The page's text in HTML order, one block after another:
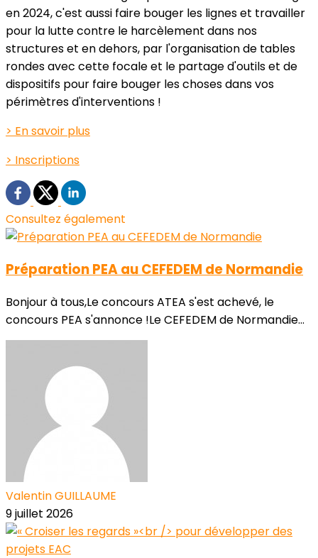
en 2024, c'est aussi faire bouger les lignes et travailler
pour la lutte contre le harcèlement dans nos
structures et en dehors, par l'organisation de tables
rondes avec cette focale et le partage d'outils et de
dispositifs pour faire bouger les choses dans vos
périmètres d'interventions !
> En savoir plus
> Inscriptions
Consultez également
Préparation PEA au CEFEDEM de Normandie
Bonjour à tous,Le concours ATEA s'est achevé, le
concours PEA s'annonce !Le CEFEDEM de Normandie...
Valentin GUILLAUME
9 juillet 2026